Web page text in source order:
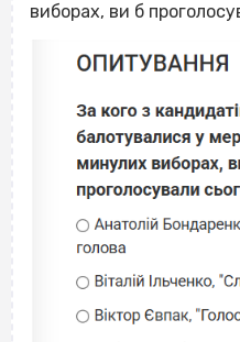
виборах, ви б